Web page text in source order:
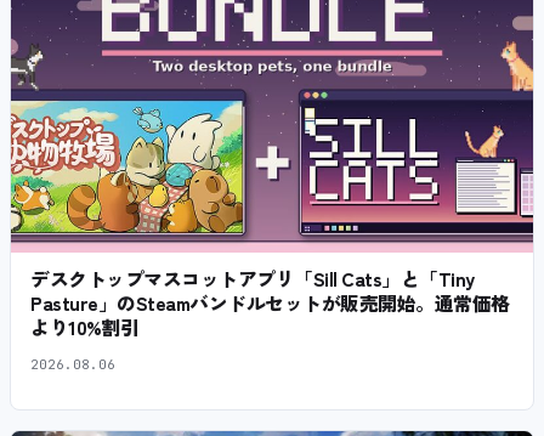
デスクトップマスコットアプリ「Sill Cats」と「Tiny
Pasture」のSteamバンドルセットが販売開始。通常価格
より10%割引
2026.08.06